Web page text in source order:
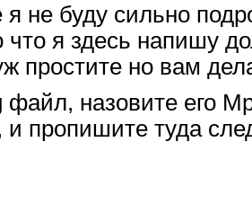
я не буду сильно
что я здесь напишу
простите но вам
файл, назовите его
и пропишите туда